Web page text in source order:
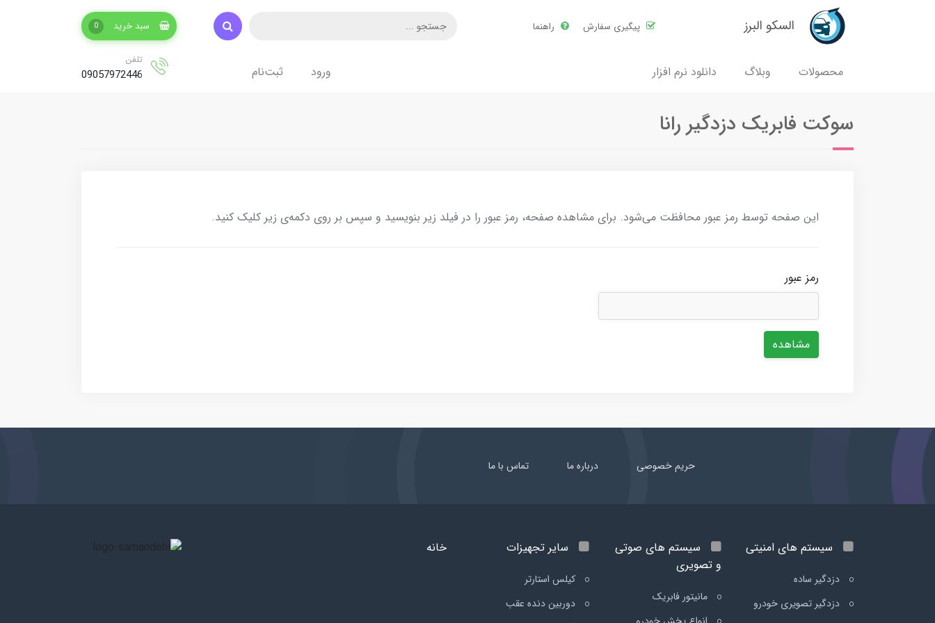
السکو البرز پیگیری سفارش راهنما سبد خرید 0
محصولات وبلاگ دانلود نرم افزار ورود ثبت‌نام
تلفن
09057972446
سوکت فابریک دزدگیر رانا
این صفحه توسط رمز عبور محافظت می‌شود. برای مشاهده صفحه، رمز عبور را در فیلد زیر بنویسید و سپس بر روی دکمه‌ی زیر کلیک کنید.
رمز عبور
مشاهده
حریم خصوصی درباره ما تماس با ما
سیستم های امنیتی
دزدگیر ساده
دزدگیر تصویری خودرو
سیستم های صوتی
و تصویری
مانیتور فابریک
سایر تجهیزات
کیلس استارتر
دوربین دنده عقب
خانه